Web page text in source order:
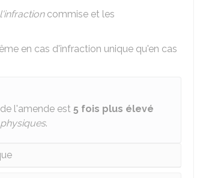
l'infractioncommise et les
en cas d'infraction unique qu'en cas
l'amende est 5 fois plus élevé
.